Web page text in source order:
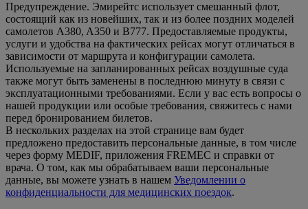
Предупреждение. Эмирейтс использует смешанный флот,
состоящий как из новейших, так и из более поздних моделей
самолетов A380, A350 и B777. Предоставляемые продукты,
услуги и удобства на фактических рейсах могут отличаться в
зависимости от маршрута и конфигурации самолета.
Используемые на запланированных рейсах воздушные суда
также могут быть заменены в последнюю минуту в связи с
эксплуатационными требованиями. Если у вас есть вопросы о
нашей продукции или особые требования, свяжитесь с нами
перед бронированием билетов.
В нескольких разделах на этой странице вам будет
предложено предоставить персональные данные, в том числе
через форму MEDIF, приложения FREMEC и справки от
врача. О том, как мы обрабатываем ваши персональные
данные, вы можете узнать в нашем Уведомлении о
конфиденциальности для медицинских поездок.